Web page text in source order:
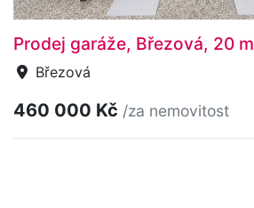
Prodej garáže, Březová, 20 m
Březová
460 000 Kč /za nemovitost